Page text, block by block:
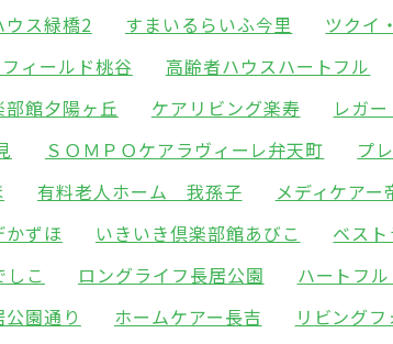
ウス緑橋2 すまいるらいふ今里
ツクイ
ィールド桃谷 高齢者ハウスハートフル
館夕陽ヶ丘 ケアリビング楽寿
レガ
ＳＯＭＰＯケアラヴィーレ弁天町
プ
有料老人ホーム 我孫子
メディケアー
かずほ いきいき倶楽部館あびこ
ベス
こ ロングライフ長居公園
ハートフ
園通り ホームケアー長吉 リビング